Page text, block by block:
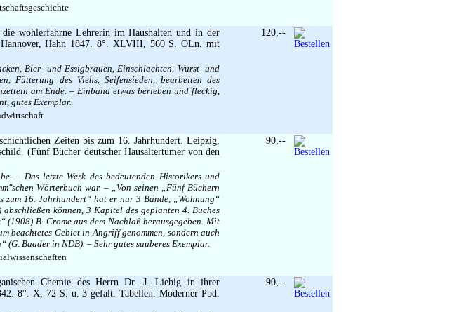
die wohlerfahrne Lehrerin im Haushalten und in der
Hannover, Hahn 1847. 8°. XLVIII, 560 S. OLn. mit
Bier- und Essigbrauen, Einschlachten, Wurst- und
Fütterung des Viehs, Seifensieden, bearbeiten des
am Ende. – Einband etwas berieben und fleckig,
gutes Exemplar.
120,--
Zeiten bis zum 16. Jahrhundert. Leipzig,
(Fünf Bücher deutscher Hausaltertümer von den
– Das letzte Werk des bedeutenden Historikers und
Wörterbuch war. – „Von seinen „Fünf Büchern
zum 16. Jahrhundert“ hat er nur 3 Bände, „Wohnung“
können, 3 Kapitel des geplanten 4. Buches
(1908) B. Crome aus dem Nachlaß herausgegeben. Mit
beachtetes Gebiet in Angriff genommen, sondern auch
Baader in NDB). – Sehr gutes sauberes Exemplar.
90,--
Chemie des Herrn Dr. J. Liebig in ihrer
8°. X, 72 S. u. 3 gefalt. Tabellen. Moderner Pbd.
90,--